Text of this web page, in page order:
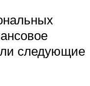
следующие